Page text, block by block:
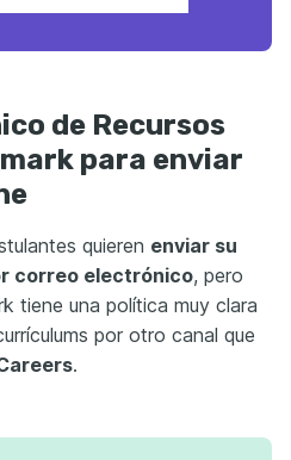
de Recursos
para enviar
quieren enviar su
correo electrónico, pero
tiene una política muy clara
por otro canal que
.